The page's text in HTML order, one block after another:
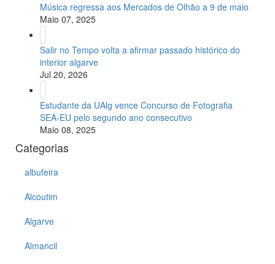
Música regressa aos Mercados de Olhão a 9 de maio
Maio 07, 2025
Salir no Tempo volta a afirmar passado histórico do
interior algarve
Jul 20, 2026
Estudante da UAlg vence Concurso de Fotografia
SEA-EU pelo segundo ano consecutivo
Maio 08, 2025
Categorias
albufeira
Alcoutim
Algarve
Almancil